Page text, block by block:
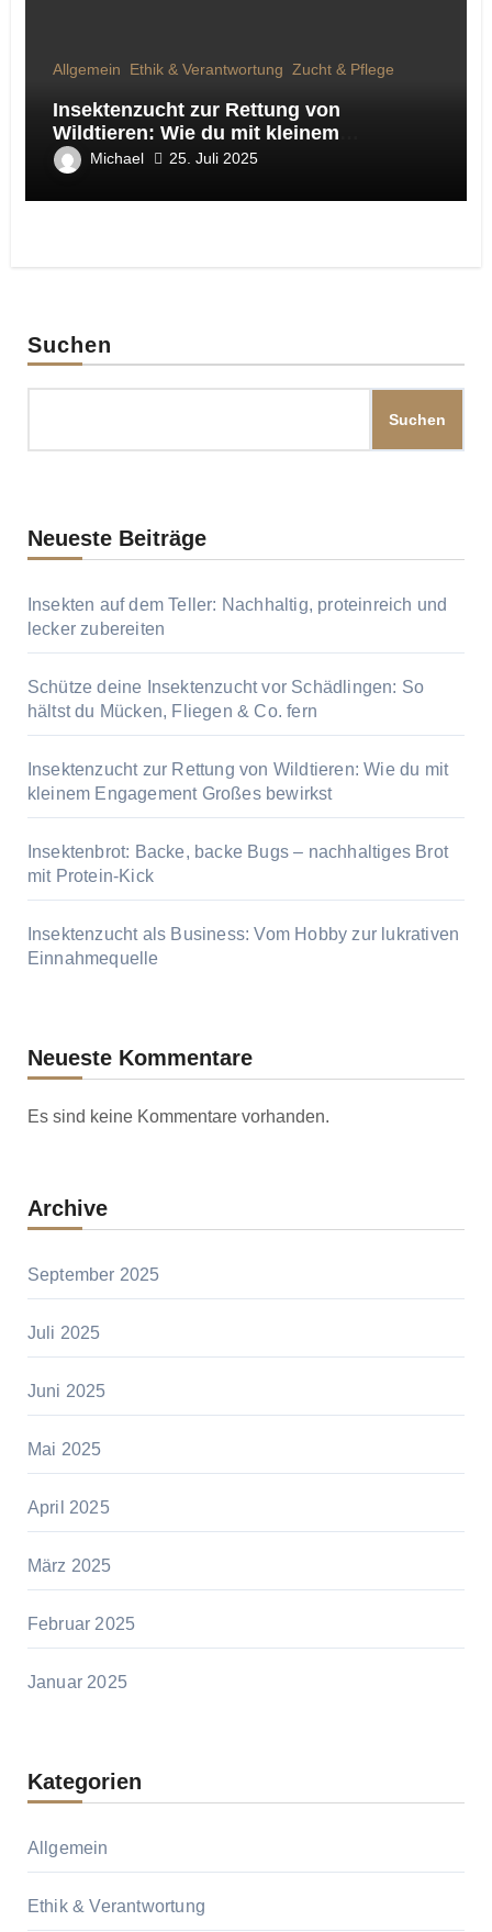
Allgemein Ethik & Verantwortung Zucht & Pflege
Insektenzucht zur Rettung von
Wildtieren: Wie du mit kleinem
Engagement Großes bewirkst
Michael 25. Juli 2025
Suchen
Suchen
Neueste Beiträge
Insekten auf dem Teller: Nachhaltig, proteinreich und
lecker zubereiten
Schütze deine Insektenzucht vor Schädlingen: So
hältst du Mücken, Fliegen & Co. fern
Insektenzucht zur Rettung von Wildtieren: Wie du mit
kleinem Engagement Großes bewirkst
Insektenbrot: Backe, backe Bugs – nachhaltiges Brot
mit Protein-Kick
Insektenzucht als Business: Vom Hobby zur lukrativen
Einnahmequelle
Neueste Kommentare
Es sind keine Kommentare vorhanden.
Archive
September 2025
Juli 2025
Juni 2025
Mai 2025
April 2025
März 2025
Februar 2025
Januar 2025
Kategorien
Allgemein
Ethik & Verantwortung